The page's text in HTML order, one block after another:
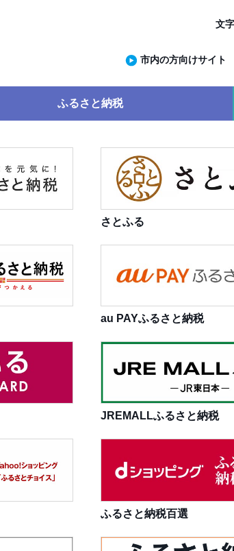
ふるさと納税
文
市内の方向けサイト
さとふる
au PAYふるさと納税
JREMALLふるさと納税
ふるさと納税百選